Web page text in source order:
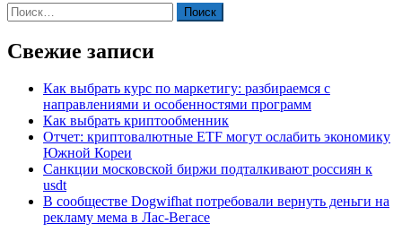
Найти:
Свежие записи
Как выбрать курс по маркетигу: разбираемся с
направлениями и особенностями программ
Как выбрать криптообменник
Отчет: криптовалютные ETF могут ослабить экономику
Южной Кореи
Санкции московской биржи подталкивают россиян к
usdt
В сообществе Dogwifhat потребовали вернуть деньги на
рекламу мема в Лас-Вегасе